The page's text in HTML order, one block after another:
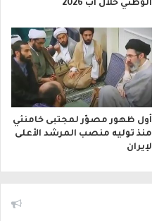
الوطني خلال آب 2026
أول ظهور مصوّر لمجتبى خامنئي
منذ توليه منصب المرشد الأعلى
لإيران